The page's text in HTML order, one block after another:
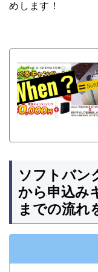
めします！
ソフトバン
から申込み
までの流れ